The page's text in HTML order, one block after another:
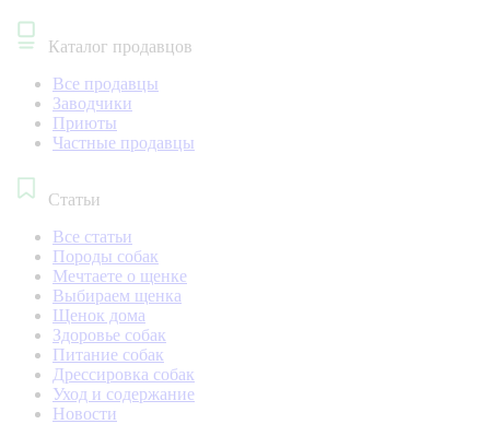
Каталог продавцов
Все продавцы
Заводчики
Приюты
Частные продавцы
Статьи
Все статьи
Породы собак
Мечтаете о щенке
Выбираем щенка
Щенок дома
Здоровье собак
Питание собак
Дрессировка собак
Уход и содержание
Новости